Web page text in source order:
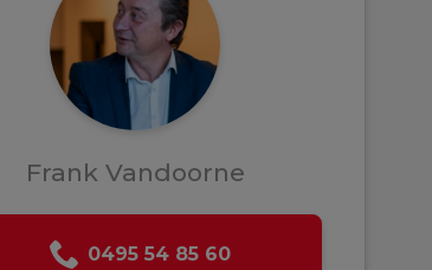
Frank Vandoorne
0495 54 85 60